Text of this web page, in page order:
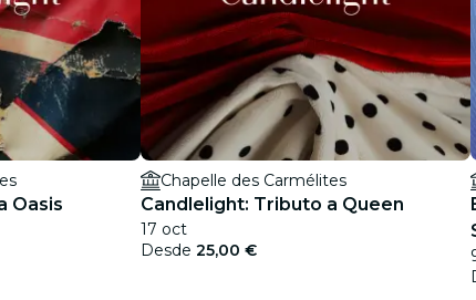
Oasis
Chapelle des Carmélites
Candlelight: Tributo a Queen
17 oct
Desde 25,00 €